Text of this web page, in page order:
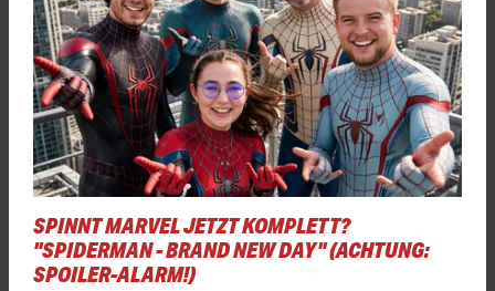
SPINNT MARVEL JETZT KOMPLETT?
"SPIDERMAN - BRAND NEW DAY" (ACHTUNG:
SPOILER-ALARM!)